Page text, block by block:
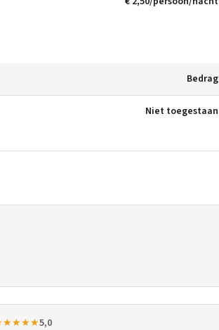
Bedrag
Niet toegestaan
5,0